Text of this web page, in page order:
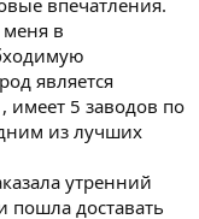
в
является
5 заводов по
из лучших
утренний
пошла доставать